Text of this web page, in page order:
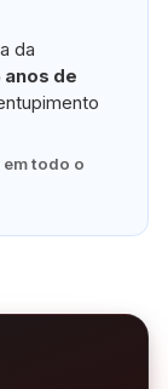
da
anos de
todo o